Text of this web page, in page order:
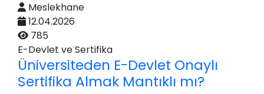
Meslekhane
12.04.2026
785
E-Devlet ve Sertifika
Üniversiteden E-Devlet Onaylı
Sertifika Almak Mantıklı mı?